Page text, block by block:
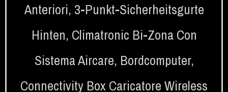
Anteriori, 3-Punkt-Sicherheitsgurte
Hinten, Climatronic Bi-Zona Con
Sistema Aircare, Bordcomputer,
Connectivity Box Caricatore Wireless